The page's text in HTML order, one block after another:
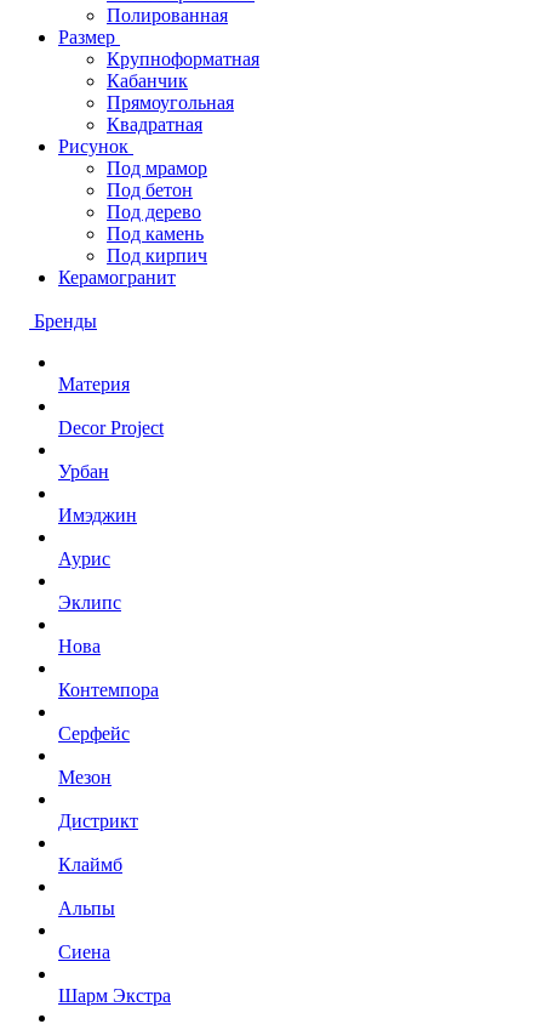
Полированная
Размер
Крупноформатная
Кабанчик
Прямоугольная
Квадратная
Рисунок
Под мрамор
Под бетон
Под дерево
Под камень
Под кирпич
Керамогранит
Бренды
Материя
Decor Project
Урбан
Имэджин
Аурис
Эклипс
Нова
Контемпора
Серфейс
Мезон
Дистрикт
Клаймб
Альпы
Сиена
Шарм Экстра